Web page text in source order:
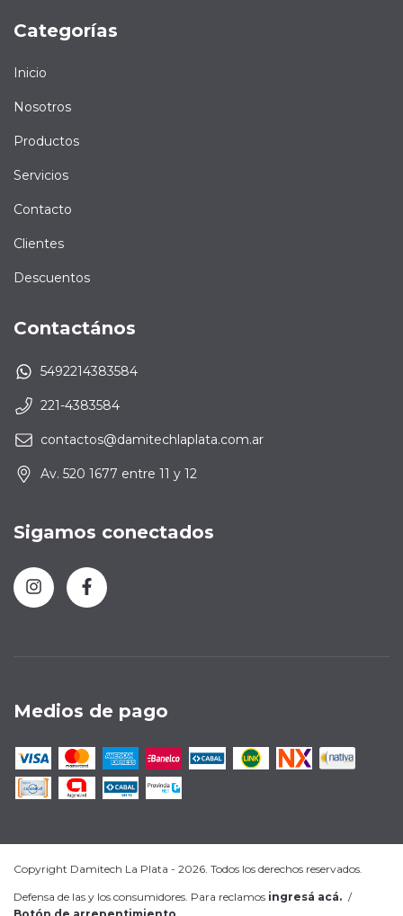
Categorías
Inicio
Nosotros
Productos
Servicios
Contacto
Clientes
Descuentos
Contactános
5492214383584
221-4383584
contactos@damitechlaplata.com.ar
Av. 520 1677 entre 11 y 12
Sigamos conectados
Medios de pago
Copyright Damitech La Plata - 2026. Todos los derechos reservados.
Defensa de las y los consumidores. Para reclamos ingresá acá. /